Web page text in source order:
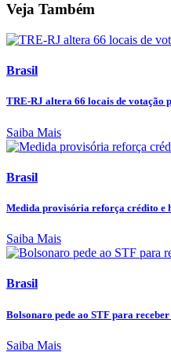
Veja Também
Brasil
TRE-RJ altera 66 locais de votação
Saiba Mais
Brasil
Medida provisória reforça crédito e
Saiba Mais
Brasil
Bolsonaro pede ao STF para
Saiba Mais